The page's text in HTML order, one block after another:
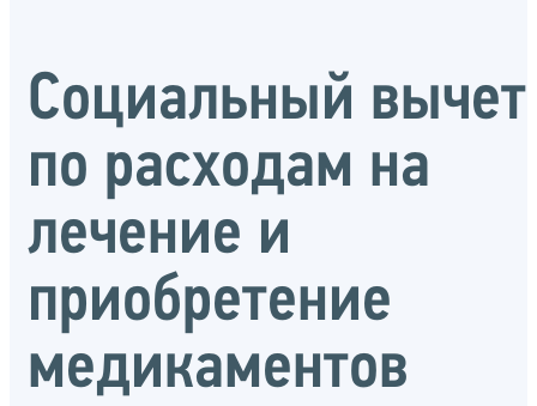
Социальный вычет
по расходам на
лечение и
приобретение
медикаментов